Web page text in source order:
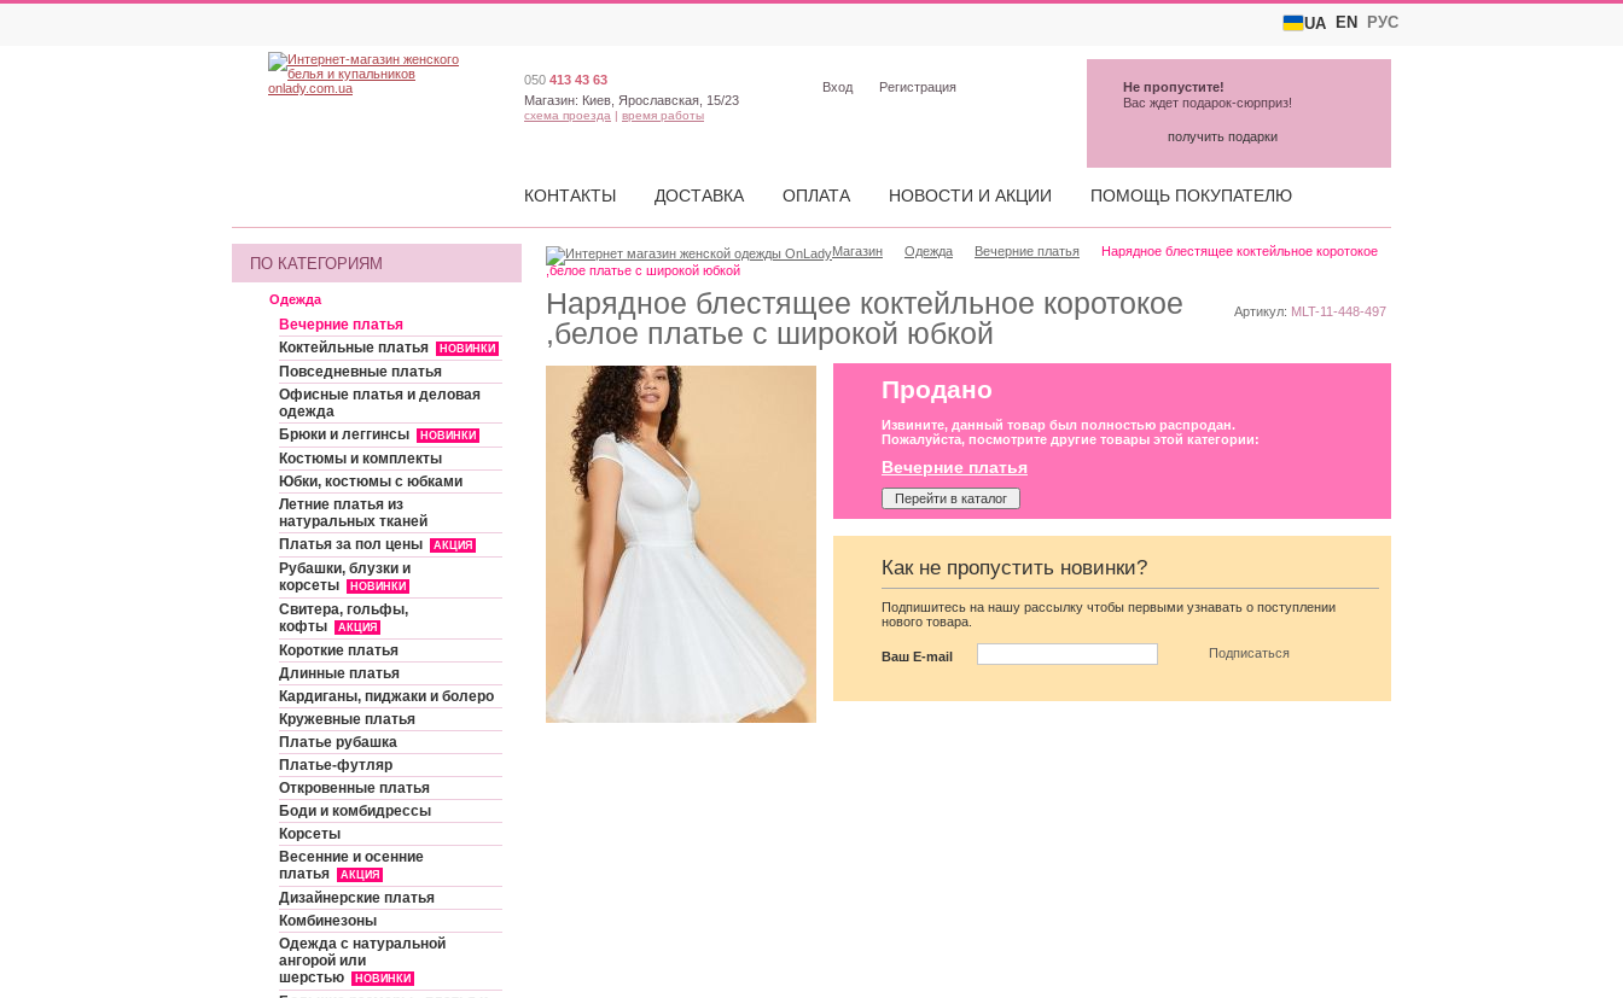
UA EN РУС
Нарядное блестящее коктейльное коротокое
,белое платье с широкой юбкой
Артикул: MLT-11-448-497
Продано
Извините, данный товар был полностью распродан.
Пожалуйста, посмотрите другие товары этой категории:
Вечерние платья
Перейти в каталог
Как не пропустить новинки?
Подпишитесь на нашу рассылку чтобы первыми узнавать о поступлении
нового товара.
Ваш E-mail
Магазин Одежда Вечерние платья
Нарядное блестящее коктейльное коротокое
,белое платье с широкой юбкой
ПО КАТЕГОРИЯМ
Одежда
Вечерние платья
Коктейльные платья
НОВИНКИ
Повседневные платья
Офисные платья и деловая
одежда
Брюки и леггинсы
НОВИНКИ
Костюмы и комплекты
Юбки, костюмы с юбками
Летние платья из
натуральных тканей
Платья за пол цены
АКЦИЯ
Рубашки, блузки и
корсеты
НОВИНКИ
Свитера, гольфы,
кофты
АКЦИЯ
Короткие платья
Длинные платья
Кардиганы, пиджаки и болеро
Кружевные платья
Платье рубашка
Платье-футляр
Откровенные платья
Боди и комбидрессы
Корсеты
Весенние и осенние
платья
АКЦИЯ
Дизайнерские платья
Комбинезоны
Одежда с натуральной
ангорой или
шерстью
НОВИНКИ
050 413 43 63
Магазин: Киев, Ярославская, 15/23
схема проезда | время работы
Вход Регистрация
КОНТАКТЫ ДОСТАВКА ОПЛАТА НОВОСТИ И АКЦИИ ПОМОЩЬ ПОКУПАТЕЛЮ
Не пропустите!
Вас ждет подарок-сюрприз!
получить подарки